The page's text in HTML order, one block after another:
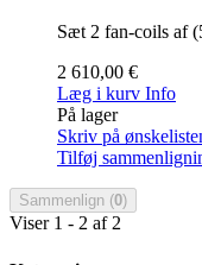
Sæt 2 fan-coils af
2 610,00 €
Læg i kurv Info
På lager
Skriv på
Tilføj
Sammenlign (0)
Viser 1 - 2 af 2